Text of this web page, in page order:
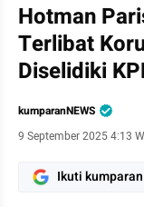
Hotman
Terlibat
Diselidiki
kumparanNEWS
9 September 2025 4:13
Ikuti